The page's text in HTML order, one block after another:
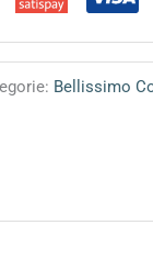
Bellissimo